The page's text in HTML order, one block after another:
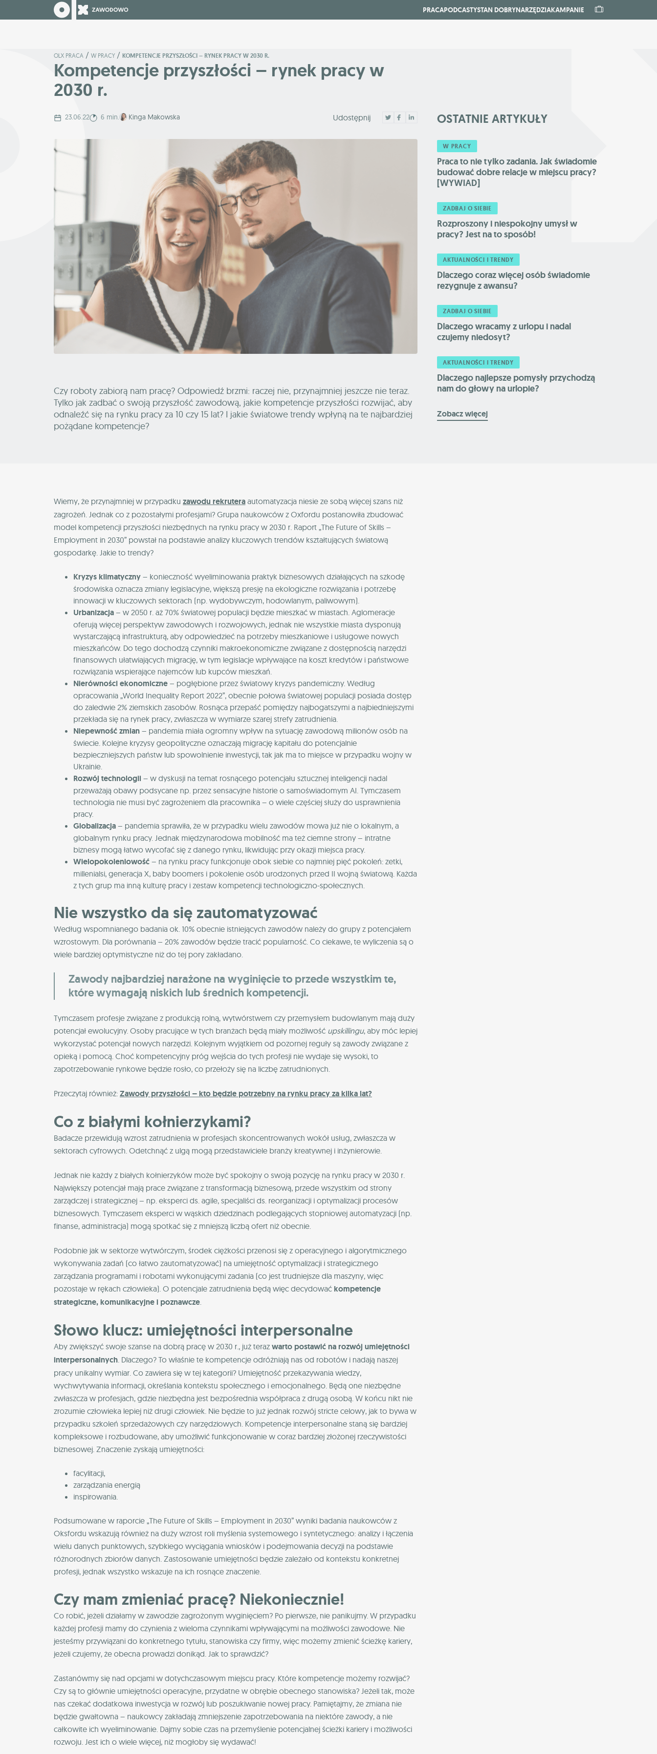
PRACAPODCASTYSTAN DOBRYNARZĘDZIAKAMPANIE
OLX PRACA / W PRACY / KOMPETENCJE PRZYSZŁOŚCI – RYNEK PRACY W 2030 R.
Kompetencje przyszłości – rynek pracy w
2030 r.
23.06.22 6 min. Kinga Makowska Udostępnij
Czy roboty zabiorą nam pracę? Odpowiedź brzmi: raczej nie, przynajmniej jeszcze nie teraz.
Tylko jak zadbać o swoją przyszłość zawodową, jakie kompetencje przyszłości rozwijać, aby
odnaleźć się na rynku pracy za 10 czy 15 lat? I jakie światowe trendy wpłyną na te najbardziej
pożądane kompetencje?
OSTATNIE ARTYKUŁY
W PRACY
Praca to nie tylko zadania. Jak świadomie
budować dobre relacje w miejscu pracy?
[WYWIAD]
ZADBAJ O SIEBIE
Rozproszony i niespokojny umysł w
pracy? Jest na to sposób!
AKTUALNOŚCI I TRENDY
Dlaczego coraz więcej osób świadomie
rezygnuje z awansu?
ZADBAJ O SIEBIE
Dlaczego wracamy z urlopu i nadal
czujemy niedosyt?
AKTUALNOŚCI I TRENDY
Dlaczego najlepsze pomysły przychodzą
nam do głowy na urlopie?
Zobacz więcej
Wiemy, że przynajmniej w przypadku zawodu rekrutera automatyzacja niesie ze sobą więcej szans niż
zagrożeń. Jednak co z pozostałymi profesjami? Grupa naukowców z Oxfordu postanowiła zbudować
model kompetencji przyszłości niezbędnych na rynku pracy w 2030 r. Raport „The Future of Skills –
Employment in 2030” powstał na podstawie analizy kluczowych trendów kształtujących światową
gospodarkę. Jakie to trendy?
Kryzys klimatyczny – konieczność wyeliminowania praktyk biznesowych działających na szkodę
środowiska oznacza zmiany legislacyjne, większą presję na ekologiczne rozwiązania i potrzebę
innowacji w kluczowych sektorach (np. wydobywczym, hodowlanym, paliwowym).
Urbanizacja – w 2050 r. aż 70% światowej populacji będzie mieszkać w miastach. Aglomeracje
oferują więcej perspektyw zawodowych i rozwojowych, jednak nie wszystkie miasta dysponują
wystarczającą infrastrukturą, aby odpowiedzieć na potrzeby mieszkaniowe i usługowe nowych
mieszkańców. Do tego dochodzą czynniki makroekonomiczne związane z dostępnością narzędzi
finansowych ułatwiających migrację, w tym legislacje wpływające na koszt kredytów i państwowe
rozwiązania wspierające najemców lub kupców mieszkań.
Nierówności ekonomiczne – pogłębione przez światowy kryzys pandemiczny. Według
opracowania „World Inequality Report 2022”, obecnie połowa światowej populacji posiada dostęp
do zaledwie 2% ziemskich zasobów. Rosnąca przepaść pomiędzy najbogatszymi a najbiedniejszymi
przekłada się na rynek pracy, zwłaszcza w wymiarze szarej strefy zatrudnienia.
Niepewność zmian – pandemia miała ogromny wpływ na sytuację zawodową milionów osób na
świecie. Kolejne kryzysy geopolityczne oznaczają migrację kapitału do potencjalnie
bezpieczniejszych państw lub spowolnienie inwestycji, tak jak ma to miejsce w przypadku wojny w
Ukrainie.
Rozwój technologii – w dyskusji na temat rosnącego potencjału sztucznej inteligencji nadal
przeważają obawy podsycane np. przez sensacyjne historie o samoświadomym AI. Tymczasem
technologia nie musi być zagrożeniem dla pracownika – o wiele częściej służy do usprawnienia
pracy.
Globalizacja – pandemia sprawiła, że w przypadku wielu zawodów mowa już nie o lokalnym, a
globalnym rynku pracy. Jednak międzynarodowa mobilność ma też ciemne strony – intratne
biznesy mogą łatwo wycofać się z danego rynku, likwidując przy okazji miejsca pracy.
Wielopokoleniowość – na rynku pracy funkcjonuje obok siebie co najmniej pięć pokoleń: zetki,
millenialsi, generacja X, baby boomers i pokolenie osób urodzonych przed II wojną światową. Każda
z tych grup ma inną kulturę pracy i zestaw kompetencji technologiczno-społecznych.
Nie wszystko da się zautomatyzować
Według wspomnianego badania ok. 10% obecnie istniejących zawodów należy do grupy z potencjałem
wzrostowym. Dla porównania – 20% zawodów będzie tracić popularność. Co ciekawe, te wyliczenia są o
wiele bardziej optymistyczne niż do tej pory zakładano.
Zawody najbardziej narażone na wyginięcie to przede wszystkim te,
które wymagają niskich lub średnich kompetencji.
Tymczasem profesje związane z produkcją rolną, wytwórstwem czy przemysłem budowlanym mają duży
potencjał ewolucyjny. Osoby pracujące w tych branżach będą miały możliwość upskillingu, aby móc lepiej
wykorzystać potencjał nowych narzędzi. Kolejnym wyjątkiem od pozornej reguły są zawody związane z
opieką i pomocą. Choć kompetencyjny próg wejścia do tych profesji nie wydaje się wysoki, to
zapotrzebowanie rynkowe będzie rosło, co przełoży się na liczbę zatrudnionych.
Przeczytaj również: Zawody przyszłości – kto będzie potrzebny na rynku pracy za kilka lat?
Co z białymi kołnierzykami?
Badacze przewidują wzrost zatrudnienia w profesjach skoncentrowanych wokół usług, zwłaszcza w
sektorach cyfrowych. Odetchnąć z ulgą mogą przedstawiciele branży kreatywnej i inżynierowie.
Jednak nie każdy z białych kołnierzyków może być spokojny o swoją pozycję na rynku pracy w 2030 r.
Największy potencjał mają prace związane z transformacją biznesową, przede wszystkim od strony
zarządczej i strategicznej – np. eksperci ds. agile, specjaliści ds. reorganizacji i optymalizacji procesów
biznesowych. Tymczasem eksperci w wąskich dziedzinach podlegających stopniowej automatyzacji (np.
finanse, administracja) mogą spotkać się z mniejszą liczbą ofert niż obecnie.
Podobnie jak w sektorze wytwórczym, środek ciężkości przenosi się z operacyjnego i algorytmicznego
wykonywania zadań (co łatwo zautomatyzować) na umiejętność optymalizacji i strategicznego
zarządzania programami i robotami wykonującymi zadania (co jest trudniejsze dla maszyny, więc
pozostaje w rękach człowieka). O potencjale zatrudnienia będą więc decydować kompetencje
strategiczne, komunikacyjne i poznawcze
Słowo klucz: umiejętności interpersonalne
Aby zwiększyć swoje szanse na dobrą pracę w 2030 r., już teraz warto postawić na rozwój umiejętności
interpersonalnych . Dlaczego? To właśnie te kompetencje odróżniają nas od robotów i nadają naszej
pracy unikalny wymiar. Co zawiera się w tej kategorii? Umiejętność przekazywania wiedzy,
wychwytywania informacji, określania kontekstu społecznego i emocjonalnego. Będą one niezbędne
zwłaszcza w profesjach, gdzie niezbędna jest bezpośrednia współpraca z drugą osobą. W końcu nikt nie
zrozumie człowieka lepiej niż drugi człowiek. Nie będzie to już jednak rozwój stricte celowy, jak to bywa w
przypadku szkoleń sprzedażowych czy narzędziowych. Kompetencje interpersonalne staną się bardziej
kompleksowe i rozbudowane, aby umożliwić funkcjonowanie w coraz bardziej złożonej rzeczywistości
biznesowej. Znaczenie zyskają umiejętności:
facylitacji,
zarządzania energią
inspirowania.
Podsumowane w raporcie „The Future of Skills – Employment in 2030” wyniki badania naukowców z
Oksfordu wskazują również na duży wzrost roli myślenia systemowego i syntetycznego: analizy i łączenia
wielu danych punktowych, szybkiego wyciągania wniosków i podejmowania decyzji na podstawie
różnorodnych zbiorów danych. Zastosowanie umiejętności będzie zależało od kontekstu konkretnej
profesji, jednak wszystko wskazuje na ich rosnące znaczenie.
Czy mam zmieniać pracę? Niekoniecznie!
Co robić, jeżeli działamy w zawodzie zagrożonym wyginięciem? Po pierwsze, nie panikujmy. W przypadku
każdej profesji mamy do czynienia z wieloma czynnikami wpływającymi na możliwości zawodowe. Nie
jesteśmy przywiązani do konkretnego tytułu, stanowiska czy firmy, więc możemy zmienić ścieżkę kariery,
jeżeli czujemy, że obecna prowadzi donikąd. Jak to sprawdzić?
Zastanówmy się nad opcjami w dotychczasowym miejscu pracy. Które kompetencje możemy rozwijać?
Czy są to głównie umiejętności operacyjne, przydatne w obrębie obecnego stanowiska? Jeżeli tak, może
nas czekać dodatkowa inwestycja w rozwój lub poszukiwanie nowej pracy. Pamiętajmy, że zmiana nie
będzie gwałtowna – naukowcy zakładają zmniejszenie zapotrzebowania na niektóre zawody, a nie
całkowite ich wyeliminowanie. Dajmy sobie czas na przemyślenie potencjalnej ścieżki kariery i możliwości
rozwoju. Jest ich o wiele więcej, niż mogłoby się wydawać!